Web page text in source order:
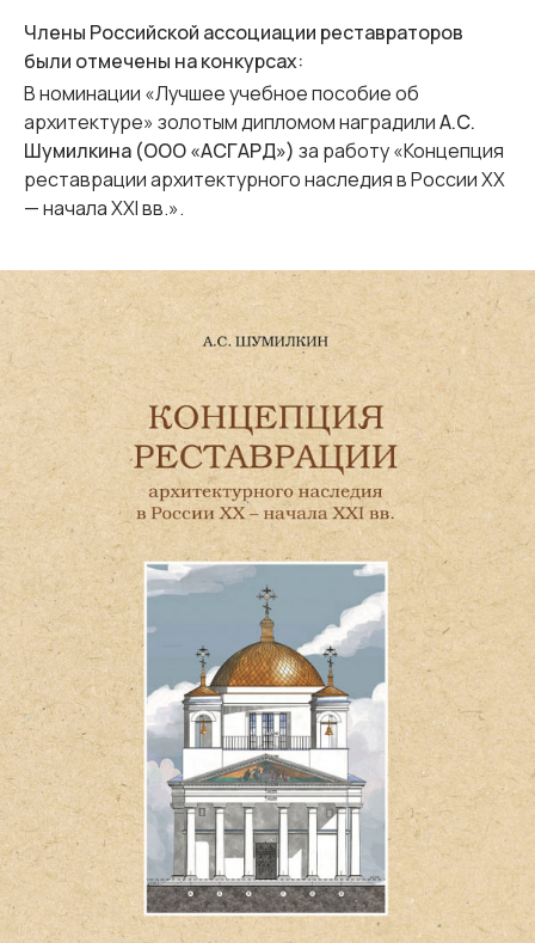
Члены Российской ассоциации реставраторов
были отмечены на конкурсах:
В номинации «Лучшее учебное пособие об
архитектуре» золотым дипломом наградилиА.С.
Шумилкина (ООО «АСГАРД») за работу «Концепция
реставрации архитектурного наследия в России XX
— начала XXI вв.».